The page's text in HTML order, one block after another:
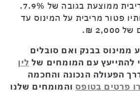
דיסקונט משלמים ריבית ממוצעת בגובה של 7.9%.
פטור מריבית על המינוס עד
₪.
ממינוס בבנק ואם סובלים
להתייעץ עם המומחים של לין
הפעולה הנכונה והחכמה
פרטים בטופסוהמומחים שלנו